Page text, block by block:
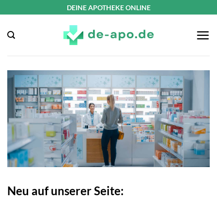
springen
DEINE APOTHEKE ONLINE
Neu auf unserer Seite: